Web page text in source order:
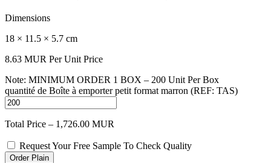
Dimensions
18 × 11.5 × 5.7 cm
8.63 MUR Per Unit Price
Note: MINIMUM ORDER 1 BOX – 200 Unit Per Box
quantité de Boîte à emporter petit format marron (REF: TAS)
Total Price – 1,726.00 MUR
Request Your Free Sample To Check Quality
Order Plain